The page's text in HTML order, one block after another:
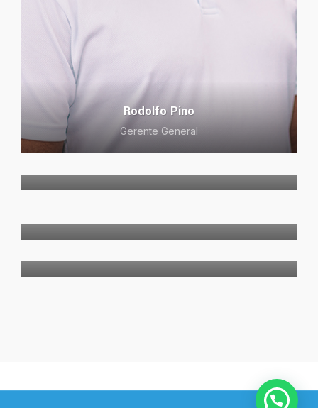
Rodolfo Pino
Gerente General
Fatima Santamaria